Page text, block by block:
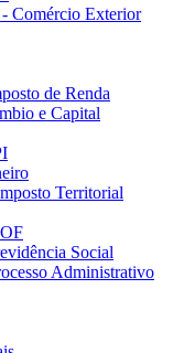
Exterior
de Renda
e Capital
Territorial
Social
Administrativo